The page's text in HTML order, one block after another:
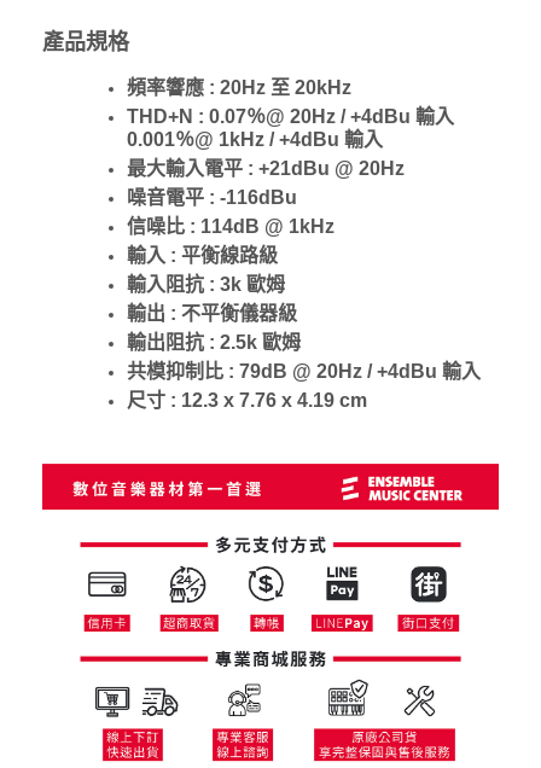
產品規格
頻率響應 : 20Hz 至 20kHz
THD+N : 0.07％@ 20Hz / +4dBu 輸入
0.001％@ 1kHz / +4dBu 輸入
最大輸入電平 : +21dBu @ 20Hz
噪音電平 : -116dBu
信噪比 : 114dB @ 1kHz
輸入 : 平衡線路級
輸入阻抗 : 3k 歐姆
輸出 : 不平衡儀器級
輸出阻抗 : 2.5k 歐姆
共模抑制比 : 79dB @ 20Hz / +4dBu 輸入
尺寸 : 12.3 x 7.76 x 4.19 cm